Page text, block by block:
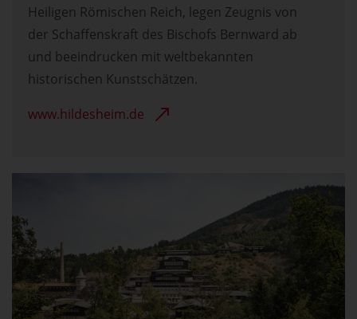
Heiligen Römischen Reich, legen Zeugnis von
der Schaffenskraft des Bischofs Bernward ab
und beeindrucken mit weltbekannten
historischen Kunstschätzen.
www.hildesheim.de